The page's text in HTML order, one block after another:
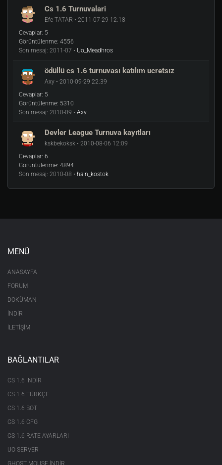
Cs 1.6 Turnuvalari
Efe TATAR • 2011-07-29 12:18
Cevaplar: 5
Görüntülenme: 4556
Son mesaj: 2011-07 • Uo_Meadhros
ödüllü cs 1.6 turnuvası katılım ucretsız
Axy • 2010-09-29 22:39
Cevaplar: 5
Görüntülenme: 5310
Son mesaj: 2010-09 • Axy
Devler League Turnuva kayıtları
kskbekoksk • 2010-08-06 12:09
Cevaplar: 6
Görüntülenme: 4894
Son mesaj: 2010-08 • hain_kostok
MENÜ
ANASAYFA
FORUM
DOKÜMAN
İNDİR
İLETİŞİM
BAĞLANTILAR
CS 1.6 INDIR
CS 1.6 TÜRKÇE
CS 1.6 BOT
CS 1.6 CFG
CS 1.6 RATE AYARLARI
UO SERVER
GHOST MOUSE INDIR